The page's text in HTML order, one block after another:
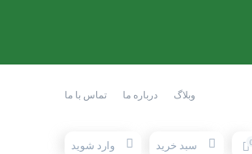
وبلاگ درباره ما تماس با ما
سبد خرید وارد شوید